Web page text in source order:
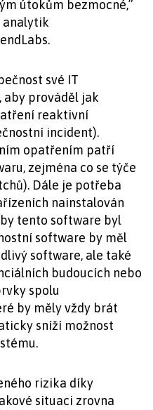
útokům bezmocné,”
analytik
své IT
aby prováděl jak
reaktivní
incident).
opatřením patří
zejména co se týče
Dále je potřeba
nainstalován
tento software byl
software by měl
software, ale také
budoucích nebo
spolu
by měly vždy brát
sníží možnost
rizika díky
situaci zrovna